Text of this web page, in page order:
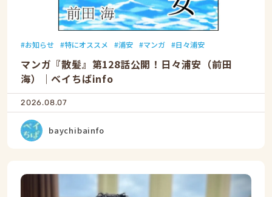
お知らせ 特にオススメ 浦安 マンガ 日々浦安
マンガ『散髪』第128話公開！日々浦安（前田
海）｜ベイちばinfo
2026.08.07
baychibainfo